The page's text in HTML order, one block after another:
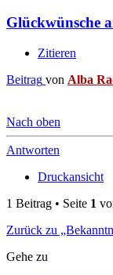
Glückwünsche
Zitieren
Beitrag von Alba
Nach oben
Antworten
Druckansicht
1 Beitrag • Seite 1
Zurück zu
Gehe zu